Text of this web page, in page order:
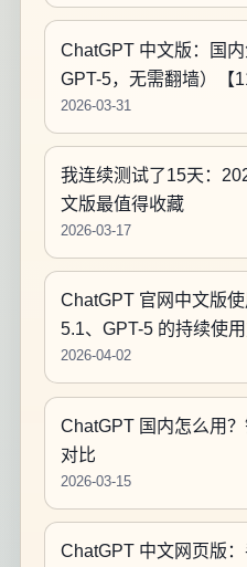
ChatGPT 中文版：国
GPT-5，无需翻墙）【
2026-03-31
我连续测试了15天：
文版最值得收藏
2026-03-17
ChatGPT 官网中文版
5.1、GPT-5 的持续使
2026-04-02
ChatGPT 国内怎么用
对比
2026-03-15
ChatGPT 中文网页版